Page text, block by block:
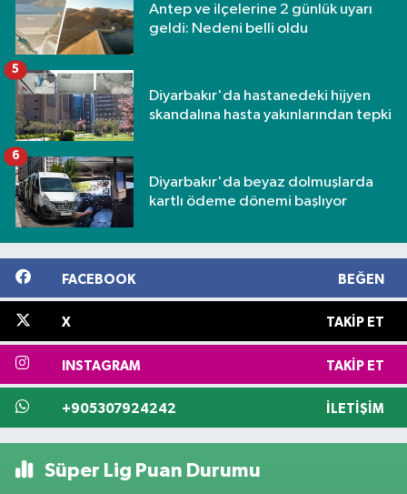
Antep ve ilçelerine 2 günlük uyarı
geldi: Nedeni belli oldu
Diyarbakır'da hastanedeki hijyen
skandalına hasta yakınlarından tepki
5
Diyarbakır'da beyaz dolmuşlarda
kartlı ödeme dönemi başlıyor
6
FACEBOOK BEĞEN
X TAKIP ET
INSTAGRAM TAKIP ET
+905307924242 İLETIŞIM
Süper Lig Puan Durumu